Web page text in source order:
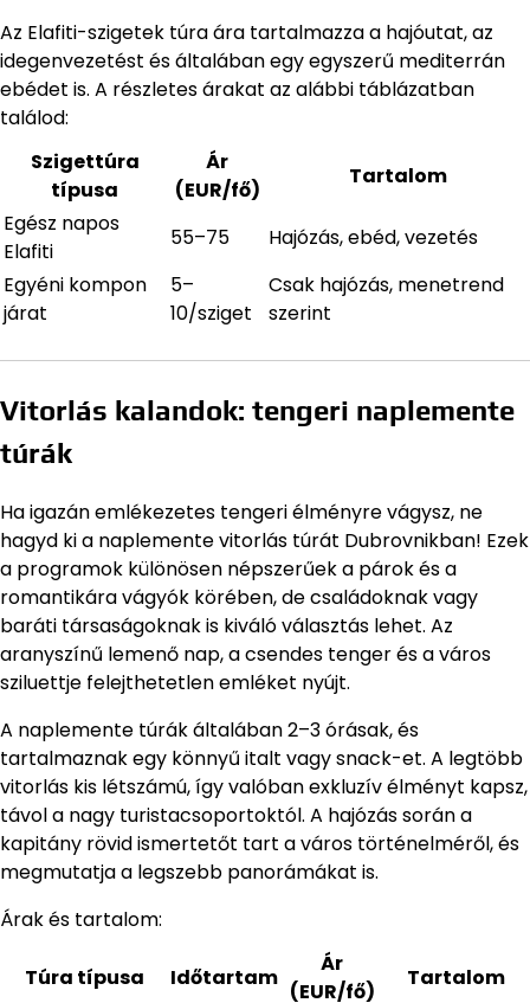
Az Elafiti-szigetek túra ára tartalmazza a hajóutat, az
idegenvezetést és általában egy egyszerű mediterrán
ebédet is. A részletes árakat az alábbi táblázatban
találod:
Szigettúra
típusa
Ár
(EUR/fő)
Tartalom
Egész napos
Elafiti
55–75
Hajózás, ebéd, vezetés
Egyéni kompon
járat
5–
10/sziget
Csak hajózás, menetrend
szerint
Vitorlás kalandok: tengeri naplemente
túrák
Ha igazán emlékezetes tengeri élményre vágysz, ne
hagyd ki a naplemente vitorlás túrát Dubrovnikban! Ezek
a programok különösen népszerűek a párok és a
romantikára vágyók körében, de családoknak vagy
baráti társaságoknak is kiváló választás lehet. Az
aranyszínű lemenő nap, a csendes tenger és a város
sziluettje felejthetetlen emléket nyújt.
A naplemente túrák általában 2–3 órásak, és
tartalmaznak egy könnyű italt vagy snack-et. A legtöbb
vitorlás kis létszámú, így valóban exkluzív élményt kapsz,
távol a nagy turistacsoportoktól. A hajózás során a
kapitány rövid ismertetőt tart a város történelméről, és
megmutatja a legszebb panorámákat is.
Árak és tartalom:
Túra típusa Időtartam
Ár
(EUR/fő)
Tartalom